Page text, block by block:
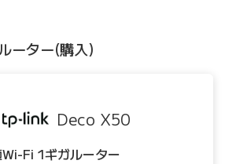
ーター(購入)
Deco X50
Fi 1ギガルーター